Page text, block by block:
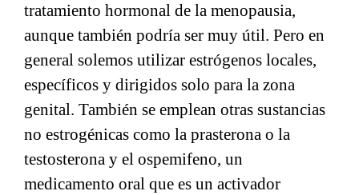
tratamiento hormonal de la menopausia,
aunque también podría ser muy útil. Pero en
general solemos utilizar estrógenos locales,
específicos y dirigidos solo para la zona
genital. También se emplean otras sustancias
no estrogénicas como la prasterona o la
testosterona y el ospemifeno, un
medicamento oral que es un activador